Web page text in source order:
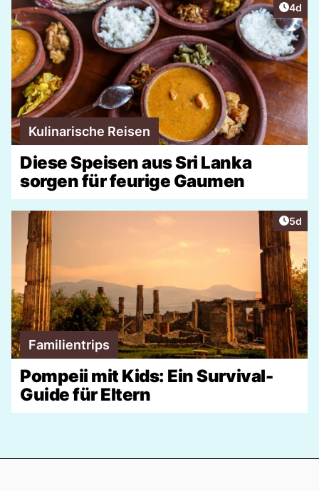
4d
Kulinarische Reisen
Diese Speisen aus Sri Lanka
sorgen für feurige Gaumen
5d
Familientrips
Pompeii mit Kids: Ein Survival-
Guide für Eltern